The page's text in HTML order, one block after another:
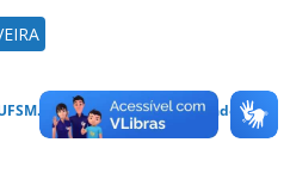
Todos os direitos reservados.